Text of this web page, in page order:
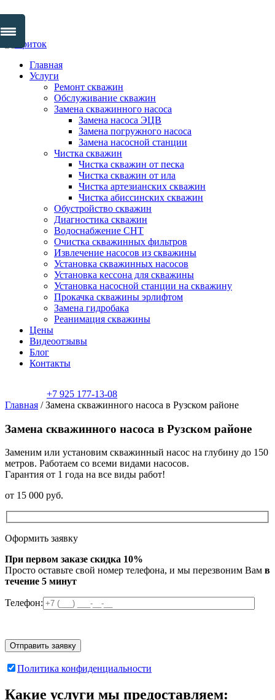
contentГлавная
Услуги
Ремонт скважин
Обслуживание скважин
Замена скважинного насоса
Замена насоса ЭЦВ
Замена погружного насоса
Замена насосной станции
Чистка скважин
Чистка скважин от песка
Чистка скважин от ила
Чистка артезианских скважин
Чистка абиссинских скважин
Обустройство скважин
Диагностика скважин
Водоснабжение СНТ
Очистка скважинных фильтров
Извлечение насосов из скважины
Установка скважинных насосов
Установка кессона для скважины
Установка насосной станции на скважину
Прокачка скважины эрлифтом
Замена гидробака
Реанимация скважины
Цены
Видеоотзывы
Блог
Контакты
+7 925 177-13-08
Главная /Замена скважинного насоса в Рузском районе
Замена скважинного насоса в Рузском районе
Заменим или установим скважинный насос на глубину до 150
метров. Работаем со всеми видами насосов.
Гарантия от 1 года на все виды работ!
от 15 000 руб.
Оформить заявку
При первом заказе скидка 10%
Просто оставьте свой номер телефона, и мы перезвоним Вам в
течение 5 минут
Телефон:
Политика конфиденциальности
Какие услуги мы предоставляем: